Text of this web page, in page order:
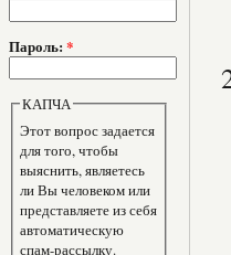
Пароль: *
КАПЧА
Этот вопрос задается
для того, чтобы
выяснить, являетесь
ли Вы человеком или
представляете из себя
автоматическую
спам-рассылку.